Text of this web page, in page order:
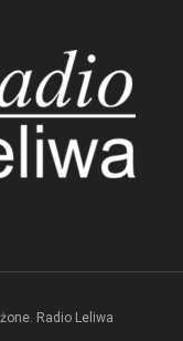
Radio Leliwa